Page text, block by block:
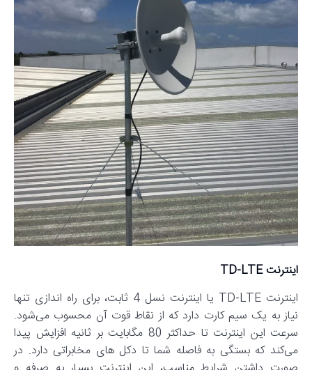
اینترنت TD-LTE
اینترنت TD-LTE یا اینترنت نسل 4 ثابت، برای راه اندازی تنها
نیاز به یک سیم کارت دارد که از نقاط قوت آن محسوب می‌شود.
سرعت این اینترنت تا حداکثر 80 مگابایت بر ثانیه افزایش پیدا
می‌کند که بستگی به فاصله شما تا دکل های مخابراتی دارد. در